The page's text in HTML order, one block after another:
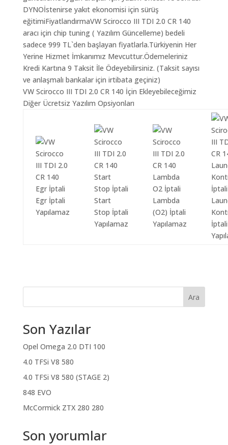
DYNOİstenirse yakıt ekonomisi için sürüş
eğitimiFiyatlandırmaVW Scirocco III TDI 2.0 CR 140
aracı için chip tuning ( Yazılım Güncelleme) bedeli
sadece 999 TL`den başlayan fiyatlarla.Türkiyenin Her
Yerine Hizmet İmkanımız Mevcuttur.Ödemeleriniz
Kredi Kartına 9 Taksit İle Ödeyebilirsiniz. (Taksit sayısı
ve anlaşmalı bankalar için irtibata geçiniz)
VW Scirocco III TDI 2.0 CR 140 İçin Ekleyebileceğimiz
Diğer Ücretsiz Yazılım Opsiyonları
Egr İptali
Yapılamaz
Start
Stop İptali
Yapılamaz
Lambda
(O2) İptali
Yapılamaz
İptali
Ara
Son Yazılar
Opel Omega 2.0 DTI 100
4.0 TFSi V8 580
4.0 TFSi V8 580 (STAGE 2)
848 EVO
McCormick ZTX 280 280
Son yorumlar